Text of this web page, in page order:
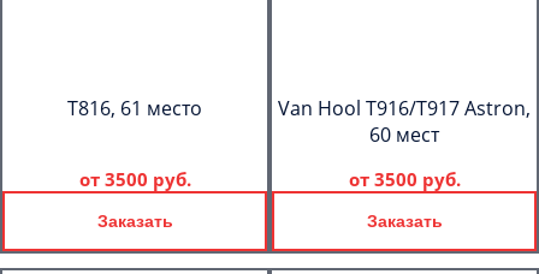
T816, 61 место
от 3500 руб.
Заказать
Van Hool T916/T917 Astron,
60 мест
от 3500 руб.
Заказать